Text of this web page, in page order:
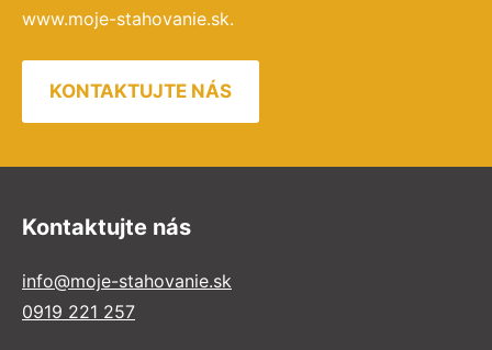
www.moje-stahovanie.sk.
KONTAKTUJTE NÁS
Kontaktujte nás
info@moje-stahovanie.sk
0919 221 257